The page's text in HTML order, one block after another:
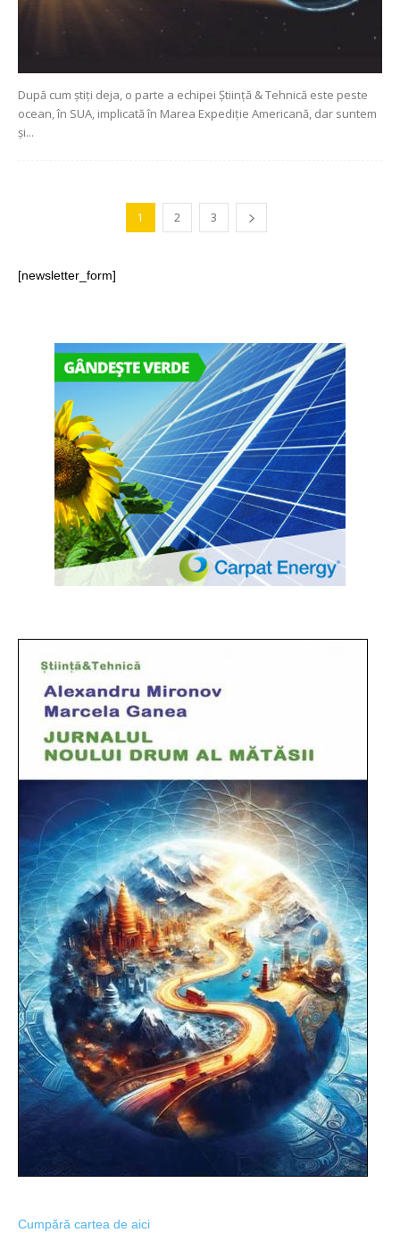
După cum știți deja, o parte a echipei Știință & Tehnică este peste
ocean, în SUA, implicată în Marea Expediție Americană, dar suntem
și...
1 2 3
[newsletter_form]
Cumpără cartea de aici